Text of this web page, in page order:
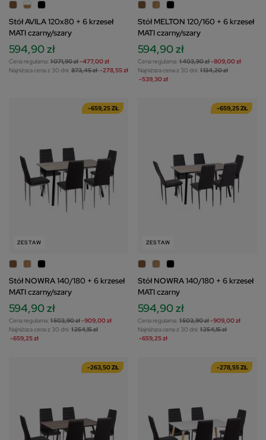
Stół AVILA 120x80 + 6 krzeseł
MATI czarny/szary
594,90 zł
Cena regularna: 1 071,90 zł-477,00 zł
Najniższa cena z 30 dni: 873,45 zł-278,55 zł
Stół MELTON 120/160 + 6 krzeseł
MATI czarny/szary
594,90 zł
Cena regularna: 1 403,90 zł-809,00 zł
Najniższa cena z 30 dni: 1 134,20 zł
-539,30 zł
-659,25 ZŁ
ZESTAW
Stół NOWRA 140/180 + 6 krzeseł
MATI czarny/szary
594,90 zł
Cena regularna: 1 503,90 zł-909,00 zł
Najniższa cena z 30 dni: 1 254,15 zł
-659,25 zł
-659,25 ZŁ
ZESTAW
Stół NOWRA 140/180 + 6 krzeseł
MATI czarny
594,90 zł
Cena regularna: 1 503,90 zł-909,00 zł
Najniższa cena z 30 dni: 1 254,15 zł
-659,25 zł
-263,50 ZŁ -278,55 ZŁ